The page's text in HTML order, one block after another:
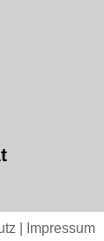
Impressum